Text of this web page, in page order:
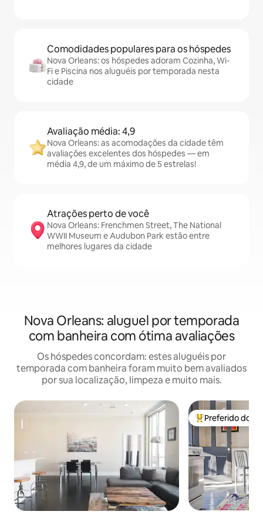
Comodidades populares para os hóspedes
Nova Orleans: os hóspedes adoram Cozinha, Wi-
Fi e Piscina nos aluguéis por temporada nesta
cidade
Avaliação média: 4,9
Nova Orleans: as acomodações da cidade têm
avaliações excelentes dos hóspedes — em
média 4,9, de um máximo de 5 estrelas!
Atrações perto de você
Nova Orleans: Frenchmen Street, The National
WWII Museum e Audubon Park estão entre
melhores lugares da cidade
Nova Orleans: aluguel por temporada
com banheira com ótima avaliações
Os hóspedes concordam: estes aluguéis por
temporada com banheira foram muito bem avaliados
por sua localização, limpeza e muito mais.
Entre os
Preferido dos